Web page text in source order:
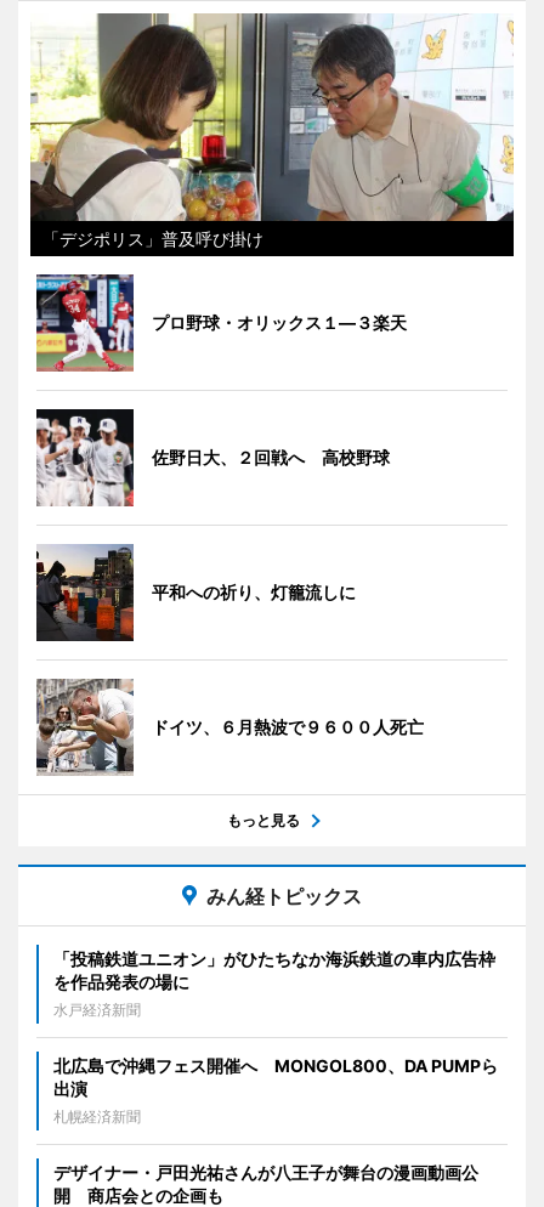
「デジポリス」普及呼び掛け
プロ野球・オリックス１―３楽天
佐野日大、２回戦へ 高校野球
平和への祈り、灯籠流しに
ドイツ、６月熱波で９６００人死亡
もっと見る
みん経トピックス
「投稿鉄道ユニオン」がひたちなか海浜鉄道の車内広告枠
を作品発表の場に
水戸経済新聞
北広島で沖縄フェス開催へ MONGOL800、DA PUMPら
出演
札幌経済新聞
デザイナー・戸田光祐さんが八王子が舞台の漫画動画公
開 商店会との企画も